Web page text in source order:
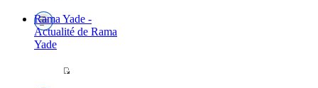
Rama Yade -
Actualité de Rama
Yade